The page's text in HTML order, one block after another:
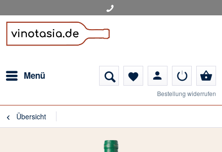
Menü favorite person shopping_basket
Bestellung widerrufen
Übersicht